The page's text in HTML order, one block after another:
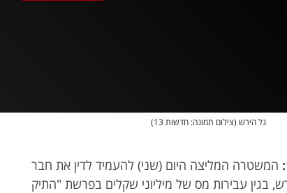
גל הירש (צילום תמונה: חדשות 13)
המשטרה המליצה היום (שני) להעמיד לדין את חבר
בגין עבירות מס של מיליוני שקלים בפרשת "התיק